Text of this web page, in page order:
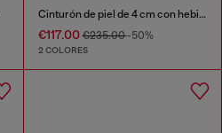
Cinturón de piel de 4 cm con hebilla Oval D con piedras
€117.00€235.00-50%
2 COLORES